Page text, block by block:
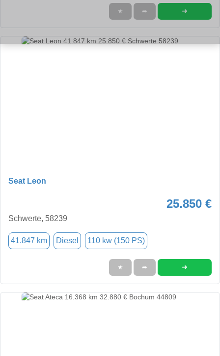
★ ➦ ➜
Seat Leon
25.850 €
Schwerte, 58239
41.847 km Diesel 110 kw (150 PS)
★ ➦ ➜